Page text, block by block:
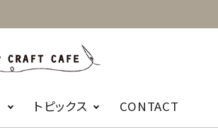
トピックス CONTACT